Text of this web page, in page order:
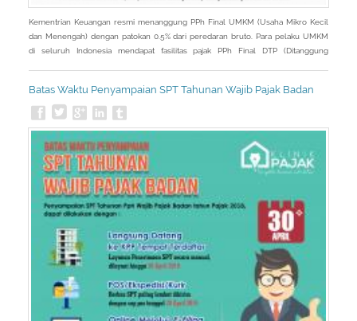
Kementrian Keuangan resmi menanggung PPh Final UMKM (Usaha Mikro Kecil
dan Menengah) dengan patokan 0.5% dari peredaran bruto. Para pelaku UMKM
di seluruh Indonesia mendapat fasilitas pajak PPh Final DTP (Ditanggung
Batas Waktu Penyampaian SPT Tahunan Wajib Pajak Badan